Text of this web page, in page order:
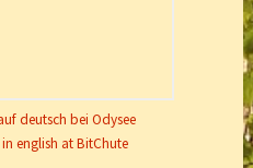
deutsch bei Odysee
english at BitChute